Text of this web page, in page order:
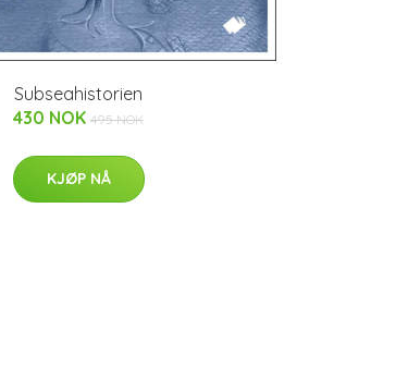
Subseahistorien
430 NOK 495 NOK
KJØP NÅ